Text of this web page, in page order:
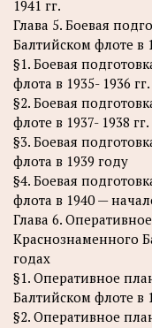
1941 гг.
Глава 5. Боевая
Балтийском флоте в
§1. Боевая
флота в 1935- 1936 гг.
§2. Боевая
флоте в 1937- 1938 гг.
§3. Боевая
флота в 1939 году
§4. Боевая
флота в 1940 —
Глава 6.
Краснознаменного
годах
§1. Оперативное
Балтийском флоте в
§2. Оперативное